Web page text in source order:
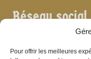
Pour offrir les meilleures
Réseau social